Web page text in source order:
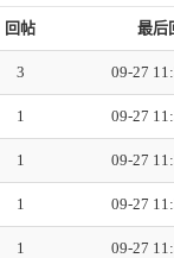
回帖 最后
3 09-27
1 09-27
1 09-27
1 09-27
1 09-27